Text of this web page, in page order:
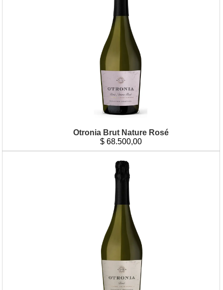
Otronia Brut Nature Rosé
$ 68.500,00